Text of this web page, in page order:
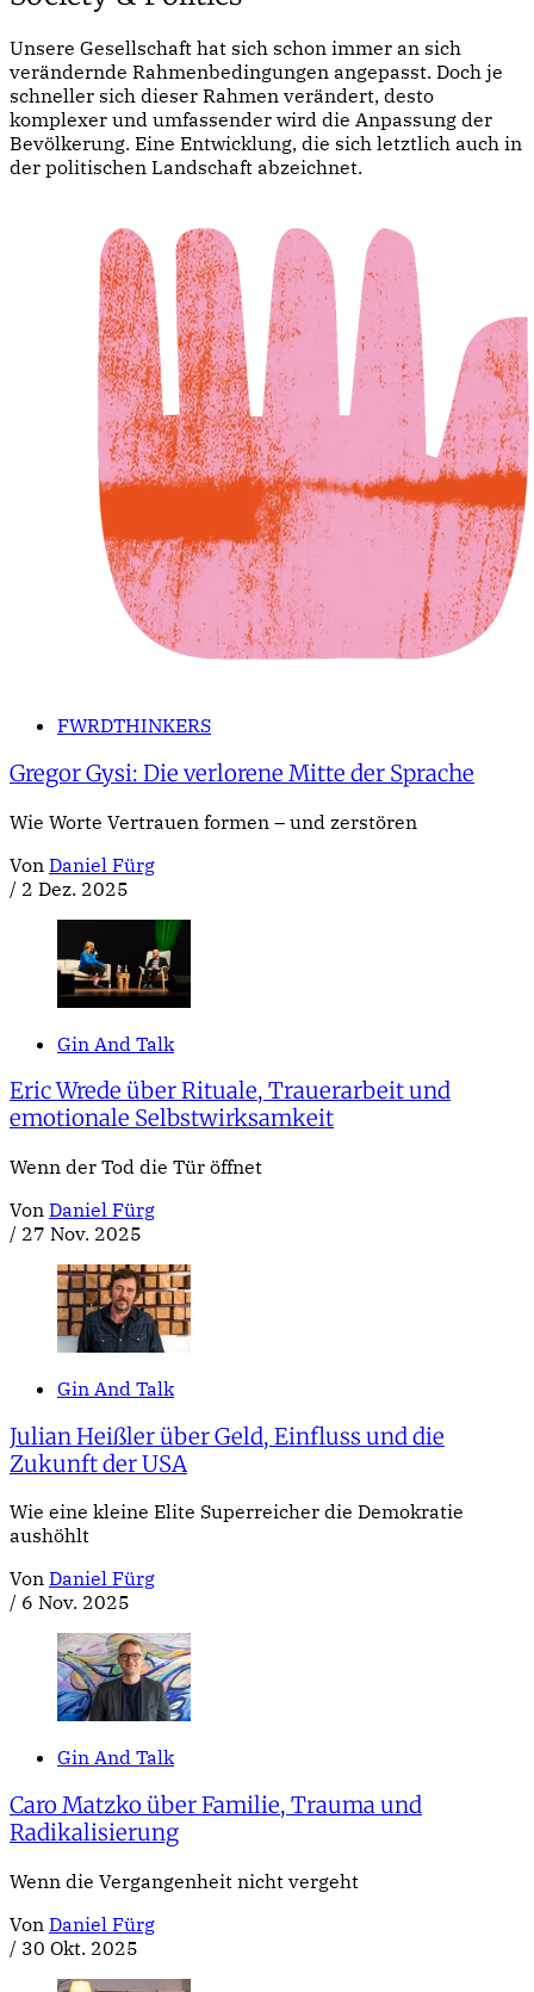
Unsere Gesellschaft hat sich schon immer an sich
verändernde Rahmenbedingungen angepasst. Doch je
schneller sich dieser Rahmen verändert, desto
komplexer und umfassender wird die Anpassung der
Bevölkerung. Eine Entwicklung, die sich letztlich auch in
der politischen Landschaft abzeichnet.
FWRDTHINKERS
Gregor Gysi: Die verlorene Mitte der Sprache
Wie Worte Vertrauen formen – und zerstören
Von Daniel Fürg
/ 2 Dez. 2025
Gin And Talk
Eric Wrede über Rituale, Trauerarbeit und
emotionale Selbstwirksamkeit
Wenn der Tod die Tür öffnet
Von Daniel Fürg
/ 27 Nov. 2025
Gin And Talk
Julian Heißler über Geld, Einfluss und die
Zukunft der USA
Wie eine kleine Elite Superreicher die Demokratie
aushöhlt
Von Daniel Fürg
/ 6 Nov. 2025
Gin And Talk
Caro Matzko über Familie, Trauma und
Radikalisierung
Wenn die Vergangenheit nicht vergeht
Von Daniel Fürg
/ 30 Okt. 2025